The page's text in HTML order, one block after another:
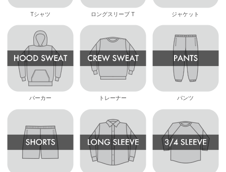
Tシャツ ロングスリーブ T ジャケット
パーカー トレーナー パンツ